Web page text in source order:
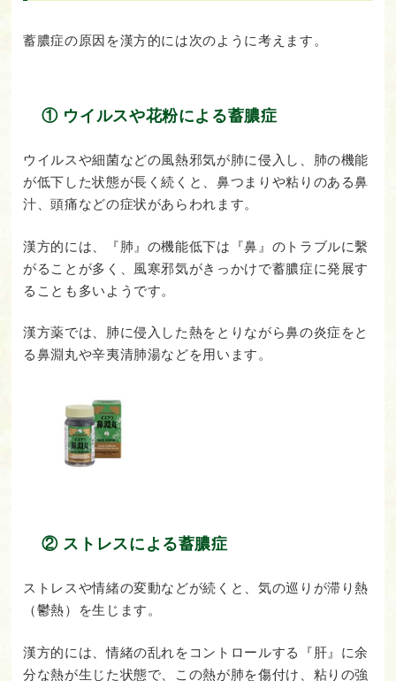
蓄膿症の原因を漢方的には次のように考えます。
① ウイルスや花粉による蓄膿症
ウイルスや細菌などの風熱邪気が肺に侵入し、肺の機能
が低下した状態が長く続くと、鼻つまりや粘りのある鼻
汁、頭痛などの症状があらわれます。
漢方的には、『肺』の機能低下は『鼻』のトラブルに繫
がることが多く、風寒邪気がきっかけで蓄膿症に発展す
ることも多いようです。
漢方薬では、肺に侵入した熱をとりながら鼻の炎症をと
る鼻淵丸や辛夷清肺湯などを用います。
② ストレスによる蓄膿症
ストレスや情緒の変動などが続くと、気の巡りが滞り熱
（鬱熱）を生じます。
漢方的には、情緒の乱れをコントロールする『肝』に余
分な熱が生じた状態で、この熱が肺を傷付け、粘りの強